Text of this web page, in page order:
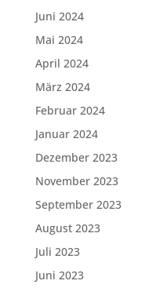
Juni 2024
Mai 2024
April 2024
März 2024
Februar 2024
Januar 2024
Dezember 2023
November 2023
September 2023
August 2023
Juli 2023
Juni 2023